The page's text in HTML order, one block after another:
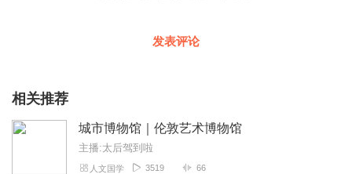
发表评论
相关推荐
城市博物馆｜伦敦艺术博物馆
主播:太后驾到啦
人文国学 3519 66